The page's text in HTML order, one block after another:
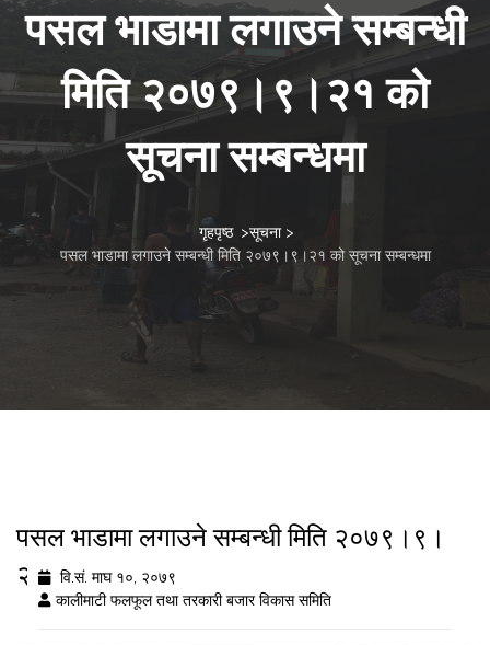
पसल भाडामा लगाउने सम्बन्धी
मिति २०७९।९।२१ को
सूचना सम्बन्धमा
गृहपृष्ठ >सूचना>
पसल भाडामा लगाउने सम्बन्धी मिति २०७९।९।२१ को सूचना सम्बन्धमा
पसल भाडामा लगाउने सम्बन्धी मिति २०७९।९।
२१ को सूचना सम्बन्धमा
वि.सं. माघ १०, २०७९
कालीमाटी फलफूल तथा तरकारी बजार विकास समिति